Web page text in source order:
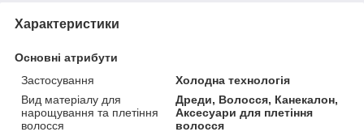
Характеристики
Основні атрибути
Застосування
Холодна технологія
Вид матеріалу для
нарощування та плетіння
волосся
Дреди, Волосся, Канекалон,
Аксесуари для плетіння
волосся